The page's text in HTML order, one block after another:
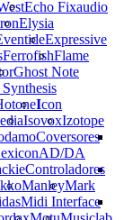
Echo Fix
Elysia
Expressive
FerrofishFlame
Ghost Note
Icon
IsovoxIzotope
ManleyMark
audio
Coversores
AD/DA
Controladores
Midi Interface